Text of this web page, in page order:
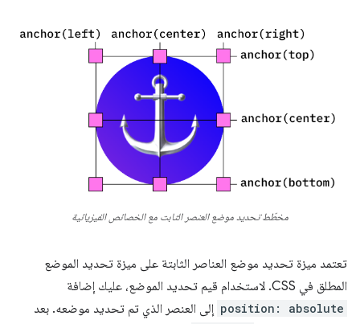
مخطّط تحديد موضع العنصر الثابت مع الخصائص الفيزيائية
تعتمد ميزة تحديد موضع العناصر الثابتة على ميزة تحديد الموضع
المطلق في CSS. لاستخدام قيم تحديد الموضع، عليك إضافة
position: absolute إلى العنصر الذي تم تحديد موضعه. بعد